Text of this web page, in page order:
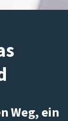
Weg, ein